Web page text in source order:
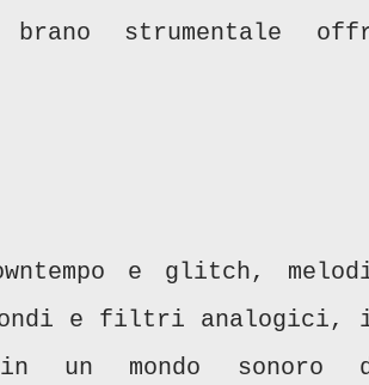
strumentale
e glitch,
e filtri analogici,
un mondo sonoro